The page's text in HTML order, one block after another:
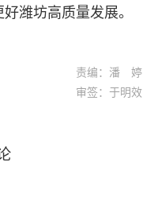
潍坊高质量发展。
责编：潘 婷
审签：于明效